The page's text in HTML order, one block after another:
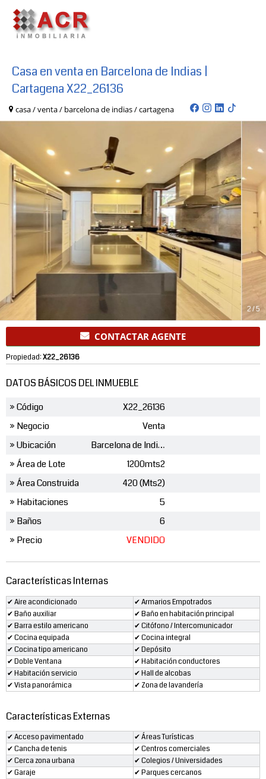
Casa en venta en Barcelona de Indias |
Cartagena X22_26136
casa / venta / barcelona de indias / cartagena
2/5
CONTACTAR AGENTE
Propiedad:X22_26136
DATOS BÁSICOS DEL INMUEBLE
» Código
X22_26136
» Negocio
Venta
» Ubicación
Barcelona de Indias
» Área de Lote
1200mts2
» Área Construida
420 (Mts2)
» Habitaciones
5
» Baños
6
» Precio
VENDIDO
Características Internas
✔ Aire acondicionado
✔ Armarios Empotrados
✔ Baño auxiliar
✔ Baño en habitación principal
✔ Barra estilo americano
✔ Citófono / Intercomunicador
✔ Cocina equipada
✔ Cocina integral
✔ Cocina tipo americano
✔ Depósito
✔ Doble Ventana
✔ Habitación conductores
✔ Habitación servicio
✔ Hall de alcobas
✔ Vista panorámica
✔ Zona de lavandería
Características Externas
✔ Acceso pavimentado
✔ Áreas Turísticas
✔ Cancha de tenis
✔ Centros comerciales
✔ Cerca zona urbana
✔ Colegios / Universidades
✔ Garaje
✔ Parques cercanos